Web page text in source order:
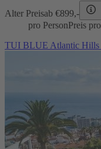
Alter Preisab €899,-
pro PersonPreis
TUI BLUE Atlantic Hills